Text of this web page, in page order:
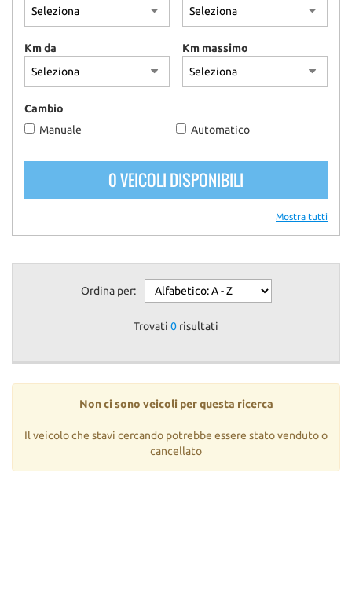
Km da Km massimo
Cambio
Manuale
Automatico
0 VEICOLI DISPONIBILI
Mostra tutti
Ordina per:
Trovati 0 risultati
Non ci sono veicoli per questa ricerca
Il veicolo che stavi cercando potrebbe essere stato venduto o
cancellato